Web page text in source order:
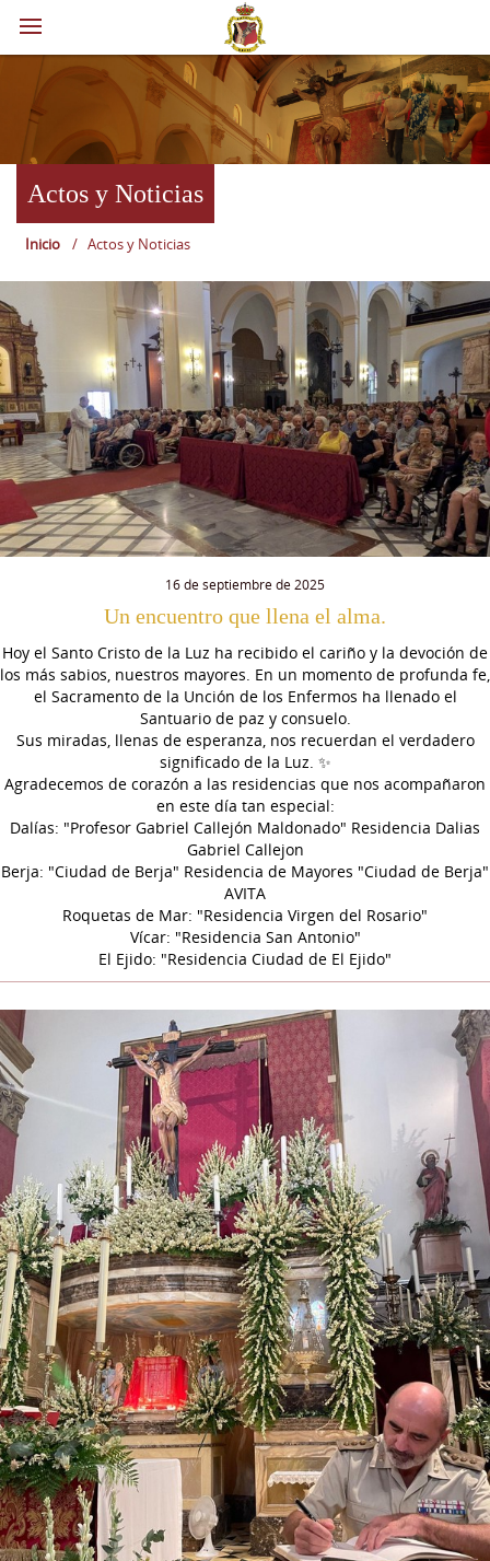
Actos y Noticias
Inicio / Actos y Noticias
16 de septiembre de 2025
Un encuentro que llena el alma.
Hoy el Santo Cristo de la Luz ha recibido el cariño y la devoción de
los más sabios, nuestros mayores. En un momento de profunda fe,
el Sacramento de la Unción de los Enfermos ha llenado el
Santuario de paz y consuelo.
Sus miradas, llenas de esperanza, nos recuerdan el verdadero
significado de la Luz. ✨
Agradecemos de corazón a las residencias que nos acompañaron
en este día tan especial:
Dalías: "Profesor Gabriel Callejón Maldonado" Residencia Dalias
Gabriel Callejon
Berja: "Ciudad de Berja" Residencia de Mayores "Ciudad de Berja"
AVITA
Roquetas de Mar: "Residencia Virgen del Rosario"
Vícar: "Residencia San Antonio"
El Ejido: "Residencia Ciudad de El Ejido"